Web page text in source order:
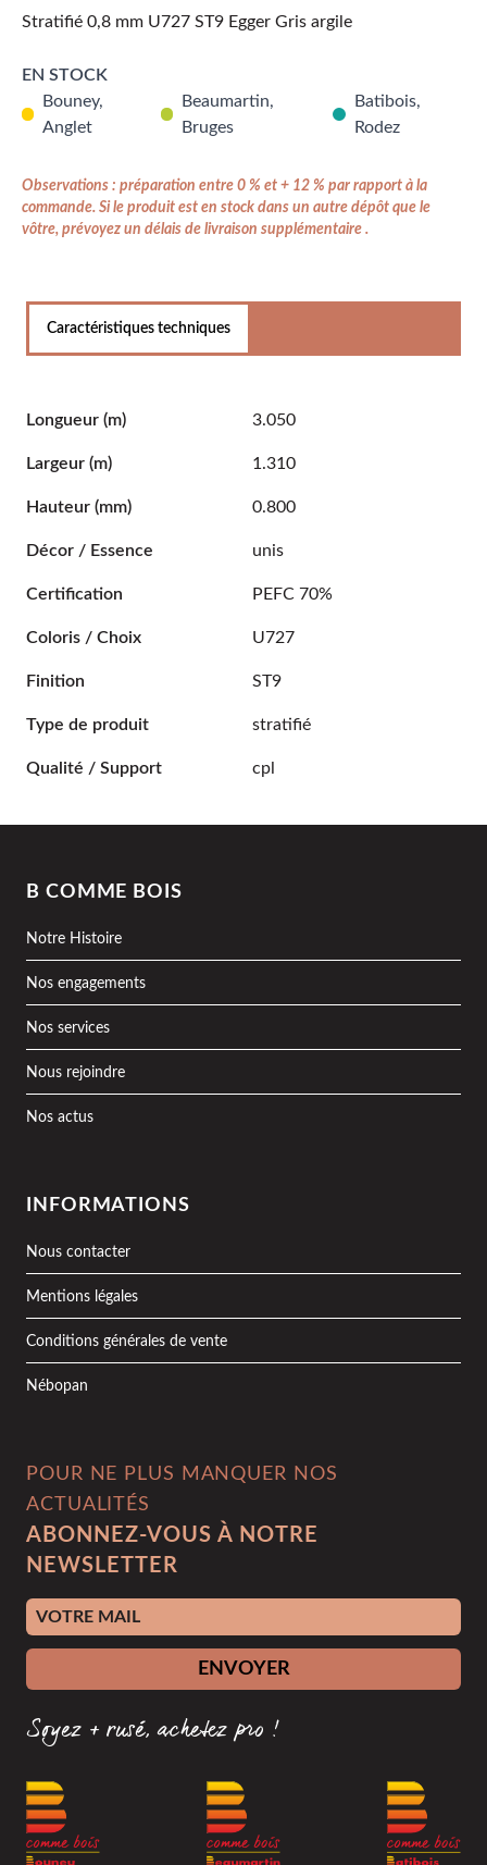
Stratifié 0,8 mm U727 ST9 Egger Gris argile
EN STOCK
Bouney,
Anglet
Beaumartin,
Bruges
Batibois,
Rodez
Observations : préparation entre 0 % et + 12 % par rapport à la
commande. Si le produit est en stock dans un autre dépôt que le
vôtre, prévoyez un délais de livraison supplémentaire .
Caractéristiques techniques
Longueur (m) 3.050
Largeur (m) 1.310
Hauteur (mm) 0.800
Décor / Essence unis
Certification PEFC 70%
Coloris / Choix U727
Finition ST9
Type de produit stratifié
Qualité / Support cpl
B COMME BOIS
Notre Histoire
Nos engagements
Nos services
Nous rejoindre
Nos actus
INFORMATIONS
Nous contacter
Mentions légales
Conditions générales de vente
Nébopan
POUR NE PLUS MANQUER NOS
ACTUALITÉS
ABONNEZ-VOUS À NOTRE
NEWSLETTER
Adresse e-mail
ENVOYER
Soyez + rusé, achetez pro !